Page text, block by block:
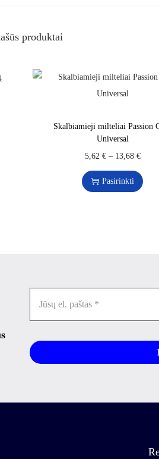
produktai
Skalbiamieji milteliai Passion
Universal
5,62 €– 13,68 €
Pasirinkti